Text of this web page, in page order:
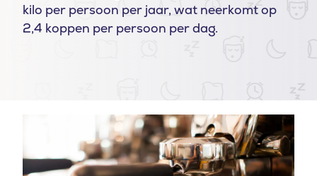
kilo per persoon per jaar, wat neerkomt op
2,4 koppen per persoon per dag.